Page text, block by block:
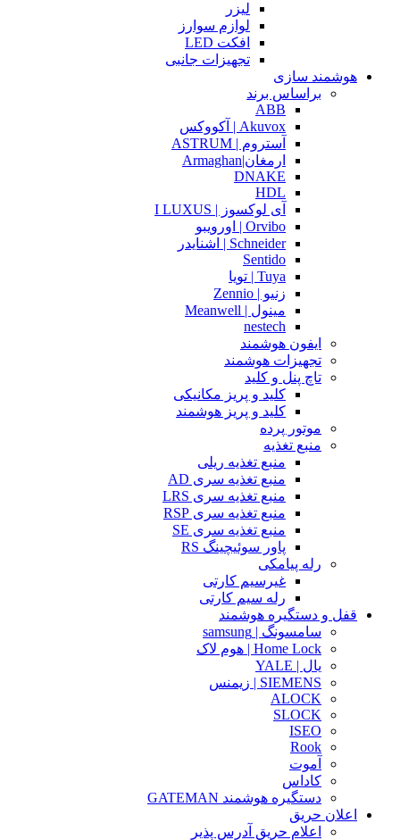
لیزر
لوازم سوارز
افکت LED
تجهیزات جانبی
هوشمند سازی
براساس برند
ABB
Akuvox | آکووکس
آستروم | ASTRUM
ارمغان|Armaghan
DNAKE
HDL
آی لوکسوز | I LUXUS
Orvibo | اورویبو
Schneider | اشنایدر
Sentido
Tuya | تویا
زنیو | Zennio
مینول | Meanwell
nestech
ایفون هوشمند
تجهیزات هوشمند
تاچ پنل و کلید
کلید و پریز مکانیکی
کلید و پریز هوشمند
موتور پرده
منبع تغذیه
منبع تغذیه ریلی
منبع تغذیه سری AD
منبع تغذیه سری LRS
منبع تغذیه سری RSP
منبع تغذیه سری SE
پاور سوئیچینگ RS
رله پیامکی
غیرسیم کارتی
رله سیم کارتی
قفل و دستگیره هوشمند
سامسونگ | samsung
Home Lock | هوم لاک
یال | YALE
SIEMENS | زیمنس
ALOCK
SLOCK
ISEO
Rook
آموت
کاداس
دستگیره هوشمند GATEMAN
اعلان حریق
اعلام حریق آدرس پذیر